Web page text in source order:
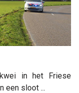
in het Friese
een sloot ...